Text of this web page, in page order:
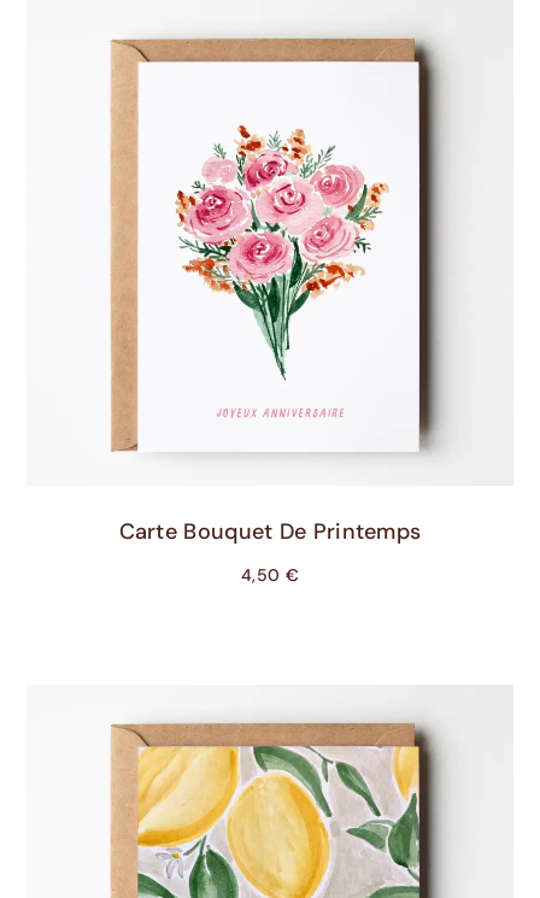
Ajouter Au Panier
Carte Bouquet De Printemps
4,50 €